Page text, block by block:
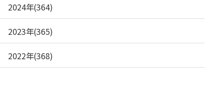
2024年(364)
2023年(365)
2022年(368)